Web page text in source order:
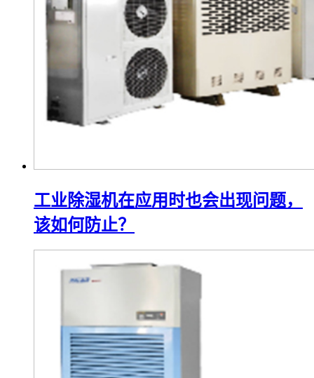
工业除湿机在应用时也会出现问题，
该如何防止？